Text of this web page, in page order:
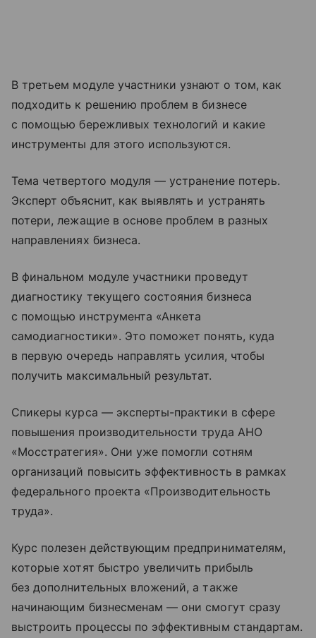
В третьем модуле участники узнают о том, как
подходить к решению проблем в бизнесе
с помощью бережливых технологий и какие
инструменты для этого используются.
Тема четвертого модуля — устранение потерь.
Эксперт объяснит, как выявлять и устранять
потери, лежащие в основе проблем в разных
направлениях бизнеса.
В финальном модуле участники проведут
диагностику текущего состояния бизнеса
с помощью инструмента «Анкета
самодиагностики». Это поможет понять, куда
в первую очередь направлять усилия, чтобы
получить максимальный результат.
Спикеры курса — эксперты-практики в сфере
повышения производительности труда АНО
«Мосстратегия». Они уже помогли сотням
организаций повысить эффективность в рамках
федерального проекта «Производительность
труда».
Курс полезен действующим предпринимателям,
которые хотят быстро увеличить прибыль
без дополнительных вложений, а также
начинающим бизнесменам — они смогут сразу
выстроить процессы по эффективным стандартам.